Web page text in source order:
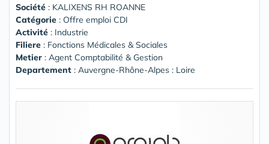
Société : KALIXENS RH ROANNE
Catégorie : Offre emploi CDI
Activité : Industrie
Filiere : Fonctions Médicales & Sociales
Metier : Agent Comptabilité & Gestion
Departement : Auvergne-Rhône-Alpes : Loire